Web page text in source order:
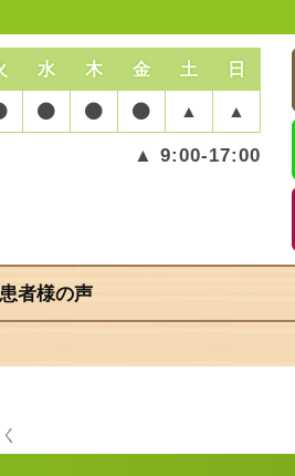
水 木 金 土 日
▲ ▲
▲ 9:00-17:00
患者様の声